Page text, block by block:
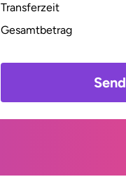
Transferzeit
Gesamtbetrag